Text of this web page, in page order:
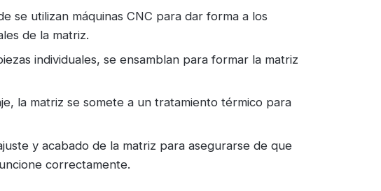
se utilizan máquinas CNC para dar forma a los
de la matriz.
individuales, se ensamblan para formar la matriz
la matriz se somete a un tratamiento térmico para
y acabado de la matriz para asegurarse de que
correctamente.